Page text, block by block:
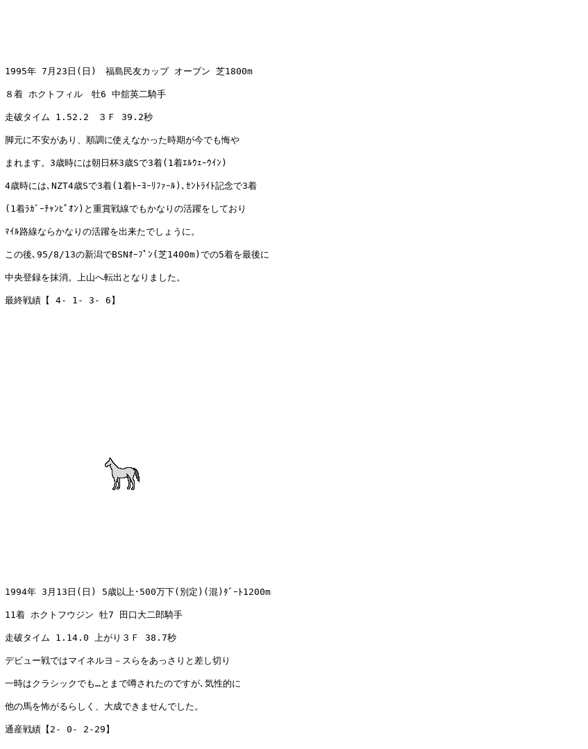
1995年 7月23日(日)　福島民友カップ オープン 芝1800m
８着 ホクトフィル　牡6 中舘英二騎手
走破タイム 1.52.2　３Ｆ 39.2秒
脚元に不安があり、順調に使えなかった時期が今でも悔や
まれます。3歳時には朝日杯3歳Sで3着(1着ｴﾙｳｪｰｳｲﾝ)
4歳時には､NZT4歳Sで3着(1着ﾄｰﾖｰﾘﾌｧｰﾙ)､ｾﾝﾄﾗｲﾄ記念で3着
(1着ﾗｶﾞｰﾁｬﾝﾋﾟｵﾝ)と重賞戦線でもかなりの活躍をしており
ﾏｲﾙ路線ならかなりの活躍を出来たでしょうに。
この後､95/8/13の新潟でBSNｵｰﾌﾟﾝ(芝1400m)での5着を最後に
中央登録を抹消。上山へ転出となりました。
1994年 3月13日(日) 5歳以上･500万下(別定)(混)ﾀﾞｰﾄ1200m
11着 ホクトフウジン 牡7 田口大二郎騎手
走破タイム 1.14.0 上がり３Ｆ 38.7秒
デビュー戦ではマイネルヨ－スらをあっさりと差し切り
一時はクラシックでも…とまで噂されたのですが､気性的に
他の馬を怖がるらしく、大成できませんでした。